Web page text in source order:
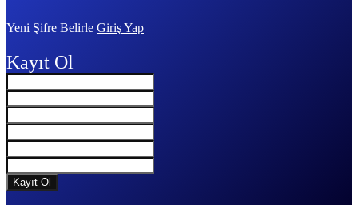
Yeni Şifre Belirle Giriş Yap
Kayıt Ol